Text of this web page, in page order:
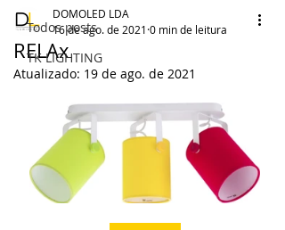
Todos posts
TK LIGHTING
RELAx
DOMOLED LDA
16 de ago. de 2021 0 min de leitura
Atualizado: 19 de ago. de 2021